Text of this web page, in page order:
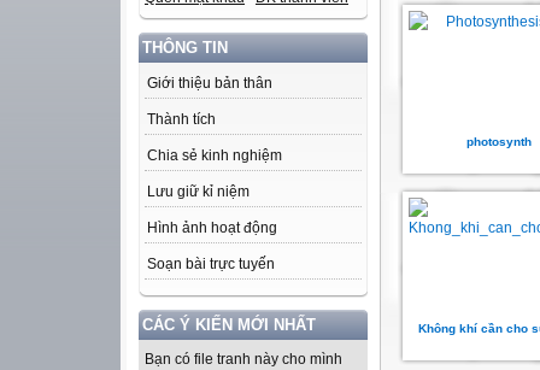
THÔNG TIN
Giới thiệu bản thân
Thành tích
Chia sẻ kinh nghiệm
Lưu giữ kỉ niệm
Hình ảnh hoạt động
Soạn bài trực tuyến
CÁC Ý KIẾN MỚI NHẤT
Bạn có file tranh này cho mình
photosynth
Không khí cần cho